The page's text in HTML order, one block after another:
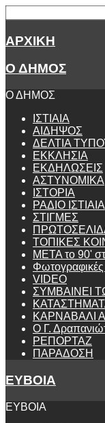
ΑΡΧΙΚΗ
Ο ΔΗΜΟΣ
Ο ΔΗΜΟΣ
ΙΣΤΙΑΙΑ
ΑΙΔΗΨΟΣ
ΔΕΛΤΙΑ
ΕΚΚΛΗΣΙΑ
ΕΚΔΗΛΩΣΕΙΣ
ΑΣΤΥΝΟΜΙΚΑ
ΙΣΤΟΡΙΑ
ΡΑΔΙΟ ΙΣΤΙΑΙΑ
ΣΤΙΓΜΕΣ
ΤΟΠΙΚΕΣ
ΜΕΤΑ το 90'
VIDEO
ΣΥΜΒΑΙΝΕΙ
ΚΑΡΝΑΒΑΛΙ
Ο Γ.
ΡΕΠΟΡΤΑΖ
ΠΑΡΑΔΟΣΗ
ΕΥΒΟΙΑ
ΕΥΒΟΙΑ